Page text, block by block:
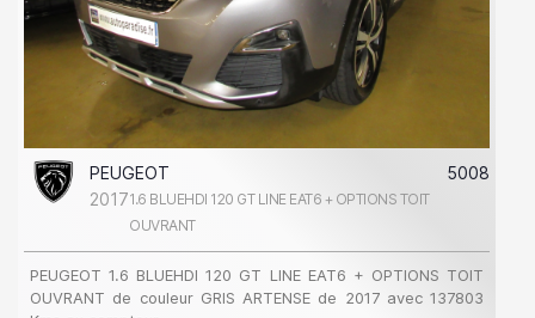
PEUGEOT
5008
20171.6 BLUEHDI 120 GT LINE EAT6 + OPTIONS TOIT
OUVRANT
PEUGEOT 1.6 BLUEHDI 120 GT LINE EAT6 + OPTIONS TOIT
OUVRANT de couleur GRIS ARTENSE de 2017 avec 137803